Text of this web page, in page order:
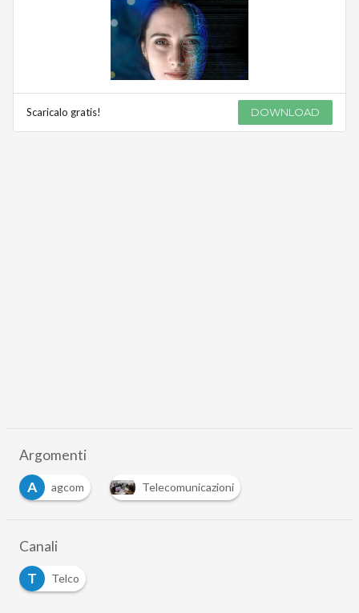
Scaricalo gratis! DOWNLOAD
Argomenti
A
agcom Telecomunicazioni
Canali
T
Telco